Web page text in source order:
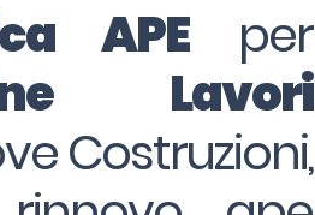
APEper
Lavori
Costruzioni,